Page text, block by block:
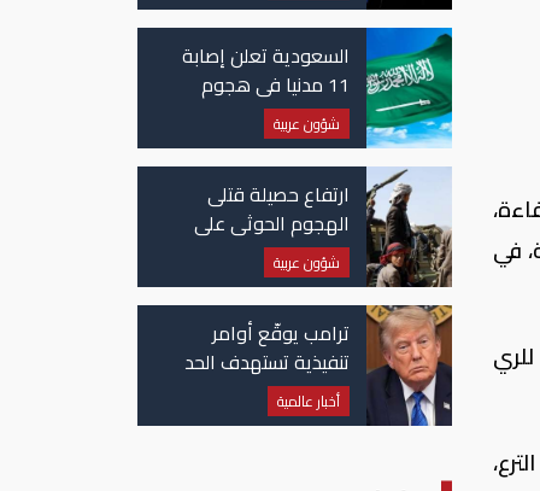
في
السعودية تعلن إصابة
11 مدنيا في هجوم
حوثي على نجران
شؤون عربية
ارتفاع حصيلة قتلى
الهجوم الحوثي على
قتيلًا وعشرات الجرحى
شؤون عربية
ترامب يوقّع أوامر
تنفيذية تستهدف الحد
من منح الجنسية
الأمريكية بالولادة
أخبار عالمية